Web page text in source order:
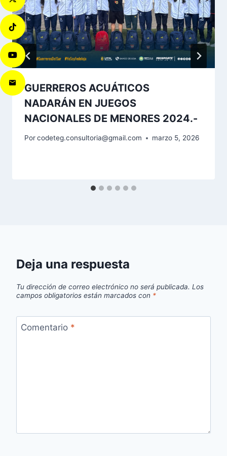
GUERREROS ACUÁTICOS
NADARÁN EN JUEGOS
NACIONALES DE MENORES 2024.-
Porcodeteg.consultoria@gmail.com marzo 5, 2026
Deja una respuesta
Tu dirección de correo electrónico no será publicada. Los
campos obligatorios están marcados con *
Comentario *